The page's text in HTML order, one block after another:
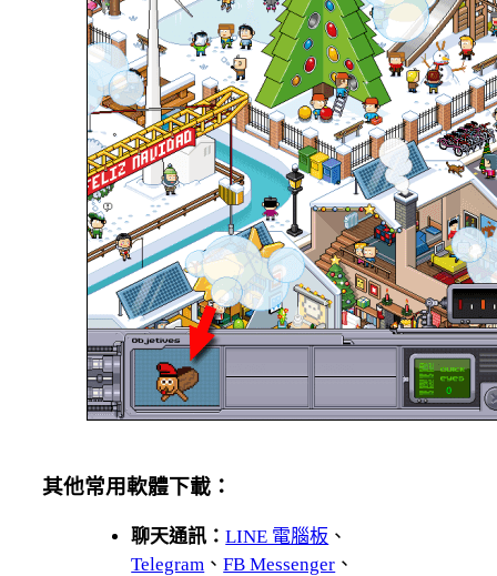
其他常用軟體下載：
聊天通訊：LINE 電腦板 、
Telegram 、FB Messenger 、